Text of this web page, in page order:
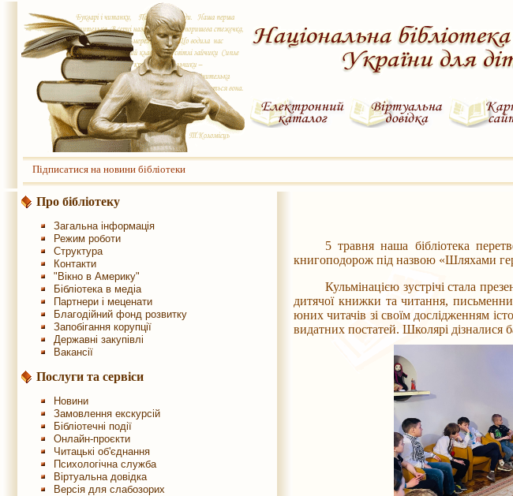
Підписатися на новини бібліотеки
Про бібліотеку
Загальна інформація
Режим роботи
Структура
Контакти
"Вікно в Америку"
Бібліотека в медіа
Партнери і меценати
Благодійний фонд розвитку
Запобігання корупції
Державні закупівлі
Вакансії
Послуги та сервіси
Новини
Замовлення екскурсій
Бібліотечні події
Онлайн-проєкти
Читацькі об'єднання
Психологічна служба
Віртуальна довідка
Версія для слабозорих
5 травня наша бібліотека
книгоподорож під назвою «Шляхами
Кульмінацією зустрічі стала
дитячої книжки та читання,
юних читачів зі своїм дослідженням
видатних постатей. Школярі дізналися